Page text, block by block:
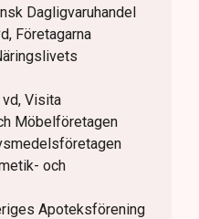
Dagligvaruhandel
Företagarna
Visita
Möbelföretagen
och
Apoteksförening